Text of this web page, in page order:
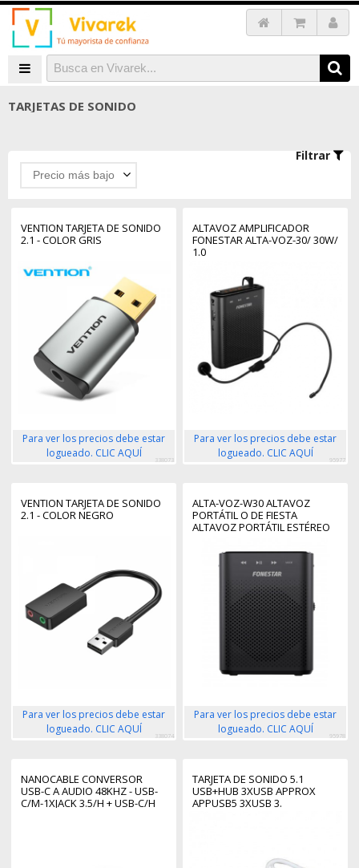
TARJETAS DE SONIDO
Filtrar
Precio más bajo
VENTION TARJETA DE SONIDO
2.1 - COLOR GRIS
Para ver los precios debe estar
logueado. CLIC AQUÍ
338073
ALTAVOZ AMPLIFICADOR
FONESTAR ALTA-VOZ-30/ 30W/
1.0
Para ver los precios debe estar
logueado. CLIC AQUÍ
95977
VENTION TARJETA DE SONIDO
2.1 - COLOR NEGRO
Para ver los precios debe estar
logueado. CLIC AQUÍ
338074
ALTA-VOZ-W30 ALTAVOZ
PORTÁTIL O DE FIESTA
ALTAVOZ PORTÁTIL ESTÉREO
Para ver los precios debe estar
logueado. CLIC AQUÍ
95978
NANOCABLE CONVERSOR
USB-C A AUDIO 48KHZ - USB-
C/M-1XJACK 3.5/H + USB-C/H
TARJETA DE SONIDO 5.1
USB+HUB 3XUSB APPROX
APPUSB5 3XUSB 3.